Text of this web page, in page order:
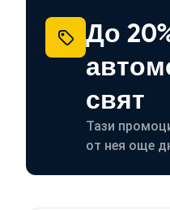
До
свят
Тази
от нея още